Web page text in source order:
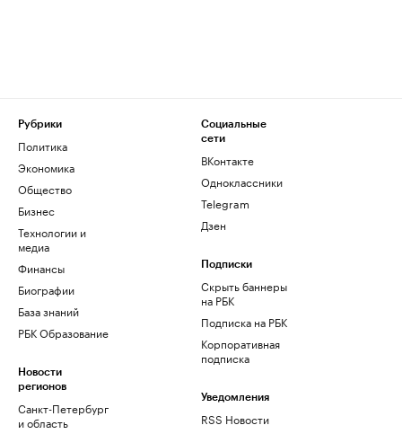
Рубрики
Политика
Экономика
Общество
Бизнес
Технологии и
медиа
Финансы
Биографии
База знаний
РБК Образование
Новости
регионов
Санкт-Петербург
и область
Социальные
сети
ВКонтакте
Одноклассники
Telegram
Дзен
Подписки
Скрыть баннеры
на РБК
Подписка на РБК
Корпоративная
подписка
Уведомления
RSS Новости